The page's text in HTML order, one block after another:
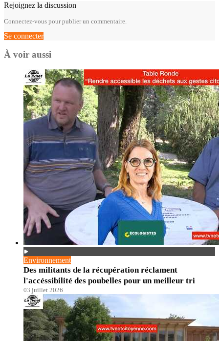
Rejoignez la discussion
Connectez-vous pour publier un commentaire.
Se connecter
À voir aussi
Environnement
Des militants de la récupération réclament
l'accéssibilité des poubelles pour un meilleur tri
03 juillet 2026